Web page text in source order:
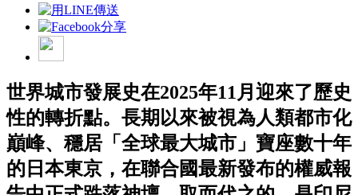
世界城市發展史在2025年11月迎來了歷史
性的轉折點。長期以來被視為人類都市化
巔峰、穩居「全球最大城市」寶座數十年
的日本東京，在聯合國最新發布的權威報